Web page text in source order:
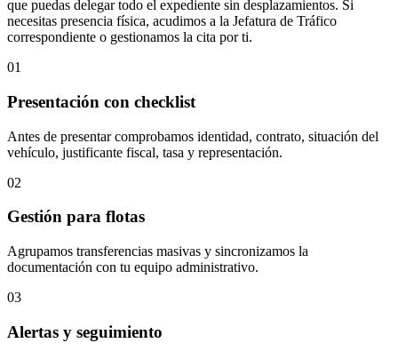
que puedas delegar todo el expediente sin desplazamientos. Si
necesitas presencia física, acudimos a la Jefatura de Tráfico
correspondiente o gestionamos la cita por ti.
01
Presentación con checklist
Antes de presentar comprobamos identidad, contrato, situación del
vehículo, justificante fiscal, tasa y representación.
02
Gestión para flotas
Agrupamos transferencias masivas y sincronizamos la
documentación con tu equipo administrativo.
03
Alertas y seguimiento